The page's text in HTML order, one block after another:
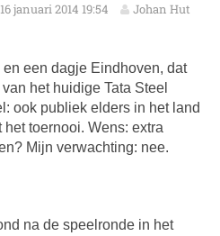
16 januari 2014 19:54
Johan Hut
een dagje Eindhoven, dat
het huidige Tata Steel
ook publiek elders in het land
toernooi. Wens: extra
Mijn verwachting: nee.
na de speelronde in het